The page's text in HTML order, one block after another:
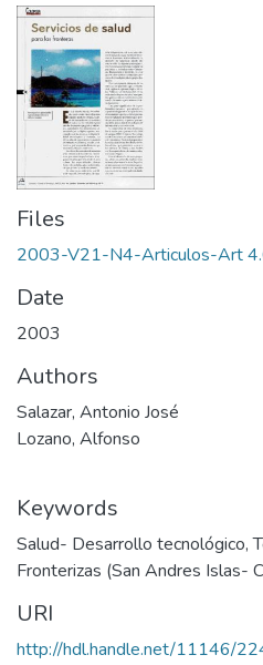
Files
2003-V21-N4-Articulos-Art
Date
2003
Authors
Salazar, Antonio José
Lozano, Alfonso
Keywords
Salud- Desarrollo tecnológico,
Fronterizas (San Andres Islas-
URI
http://hdl.handle.net/11146/